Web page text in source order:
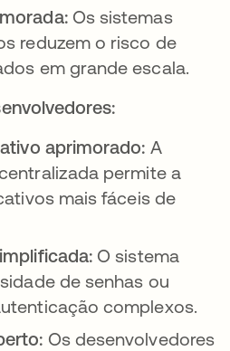
Os sistemas
reduzem o risco de
em grande escala.
aprimorado: A
permite a
mais fáceis de
O sistema
de senhas ou
complexos.
Os desenvolvedores